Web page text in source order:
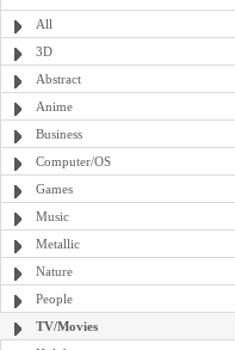
All
3D
Abstract
Anime
Business
Computer/OS
Games
Music
Metallic
Nature
People
TV/Movies